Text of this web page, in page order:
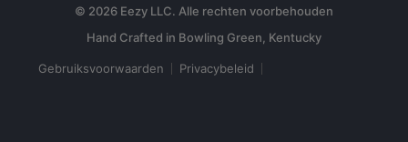
© 2026 Eezy LLC. Alle rechten voorbehouden
Gebruiksvoorwaarden Privacybeleid